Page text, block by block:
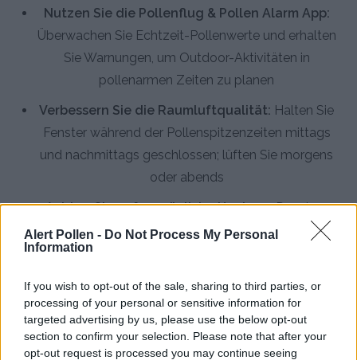
Alert Pollen - Do Not Process My Personal
Information
If you wish to opt-out of the sale, sharing to third parties, or
processing of your personal or sensitive information for
targeted advertising by us, please use the below opt-out
section to confirm your selection. Please note that after your
opt-out request is processed you may continue seeing
Nutzen Sie die Pollenflug & Pollen Alarm App:
Überwachen Sie Echtzeit-Pollenwerte und erhalten
Sie Warnungen, um Outdoor-Aktivitäten in
pollenarmen Zeiten zu planen
Verbessern Sie die Raumluftqualität: Halten Sie
Fenster während der Pollenspitzenzeiten mittags
und nachmittags geschlossen; lüften Sie morgens
oder abends
Achten Sie auf persönliche Hygiene:Duschen
Sie abends und waschen Sie Ihre Haare, um Pollen
zu entfernen; wechseln Sie die Kleidung nach
Verwenden Sie HEPA-Luftreiniger:Hochwertige
Filter reduzieren die Pollenkonzentration in
Innenräumen erheblich